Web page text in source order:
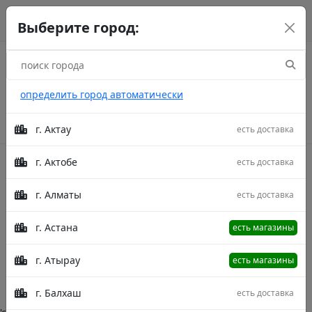
Выберите город:
определить город автоматически
г. Актау есть доставка
г. Актобе есть доставка
г. Алматы есть доставка
г. Астана есть магазины
г. Атырау есть магазины
г. Балхаш есть доставка